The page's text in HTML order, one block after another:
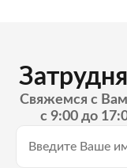
Свяжемся с
с 9:00 до